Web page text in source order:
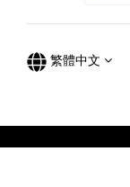
繁體中文